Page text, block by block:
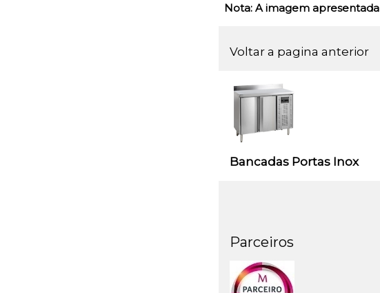
Nota: A imagem
Voltar a pagina anterior
Bancadas Portas Inox
Parceiros